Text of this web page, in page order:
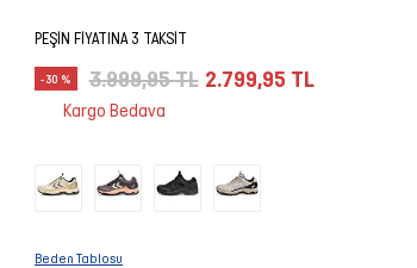
PEŞİN FİYATINA 3 TAKSİT
-30 % 3.999,95 TL 2.799,95 TL
Kargo Bedava
Beden Tablosu